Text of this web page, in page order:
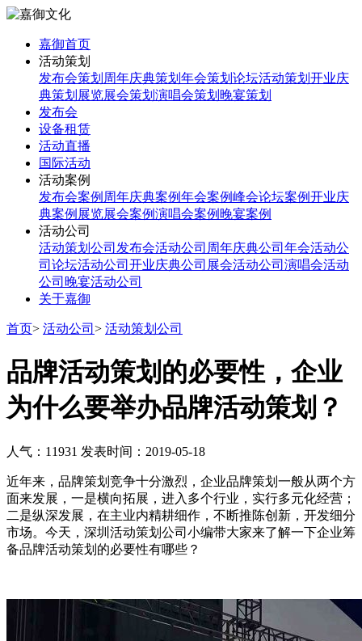
嘉御首页
活动策划
发布会策划 周年庆典策划 年会策划 论坛活动策划 开业庆
典策划 展览展会策划 演唱会策划 晚宴策划
发布会
设备租赁
活动直播
国际活动
活动案例
发布会案例 周年庆典案例年会案例峰会论坛案例开业庆
典案例 展览展会案例演唱会案例 晚宴案例
活动公司
活动策划公司 发布会活动公司 周年庆典公司 年会活动公
司 论坛活动公司 开业庆典公司 展会活动公司 演唱会活动
公司 晚宴活动公司
关于嘉御
首页> 活动公司 > 活动策划公司
品牌活动策划的必要性，企业
为什么要举办品牌活动策划？
人气：11931 发表时间：2019-05-18
近年来，品牌策划竞争十分激烈，企业品牌策划一般从两个方
面来发展，一是横向拓展，进入多个行业，实行多元化经营；
二是纵深发展，在主业内精耕细作，不断推陈创新，开发细分
市场。今天，深圳活动策划公司小编带大家来了解一下企业筹
备品牌活动策划的必要性有哪些？